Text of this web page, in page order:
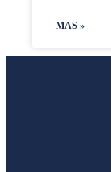
MAS »